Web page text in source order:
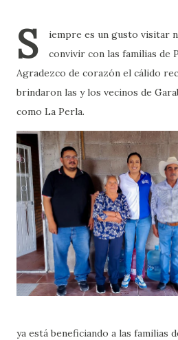
S
iempre es un gusto visitar
convivir con las familias de
Agradezco de corazón el cálido
brindaron las y los vecinos de
como La Perla.
ya está beneficiando a las familias